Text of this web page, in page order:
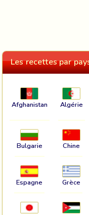
Les recettes par
Afghanistan Algérie
Bulgarie Chine
Espagne Grèce